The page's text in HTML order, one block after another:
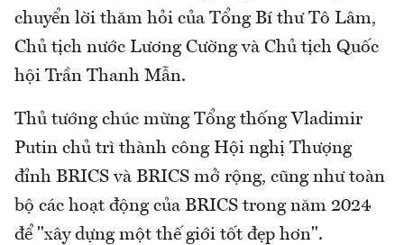
chuyển lời thăm hỏi của Tổng Bí thư Tô Lâm,
Chủ tịch nước Lương Cường và Chủ tịch Quốc
hội Trần Thanh Mẫn.
Thủ tướng chúc mừng Tổng thống Vladimir
Putin chủ trì thành công Hội nghị Thượng
đỉnh BRICS và BRICS mở rộng, cũng như toàn
bộ các hoạt động của BRICS trong năm 2024
để "xây dựng một thế giới tốt đẹp hơn".